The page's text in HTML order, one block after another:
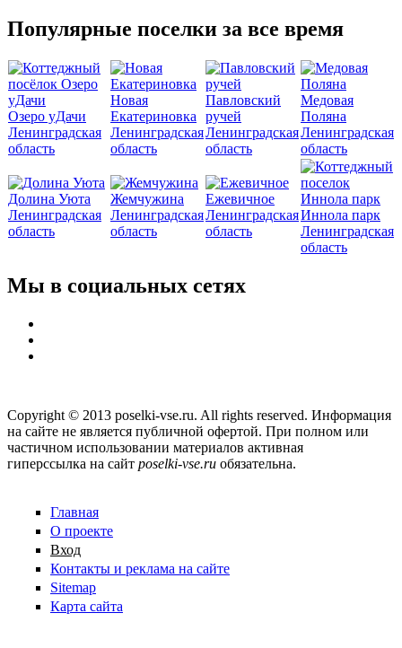
Популярные поселки за все время
Озеро уДачи
Ленинградская
область
Новая
Екатериновка
Ленинградская
область
Павловский
ручей
Ленинградская
область
Медовая
Поляна
Ленинградская
область
Долина Уюта
Ленинградская
область
Жемчужина
Ленинградская
область
Ежевичное
Ленинградская
область
Иннола парк
Ленинградская
область
Мы в социальных сетях
Copyright © 2013 poselki-vse.ru. All rights reserved. Информация
на сайте не является публичной офертой. При полном или
частичном использовании материалов активная
гиперссылка на сайт poselki-vse.ru​ обязательна.
Главная
О проекте
Вход
Контакты и реклама на сайте
Sitemap
Карта сайта